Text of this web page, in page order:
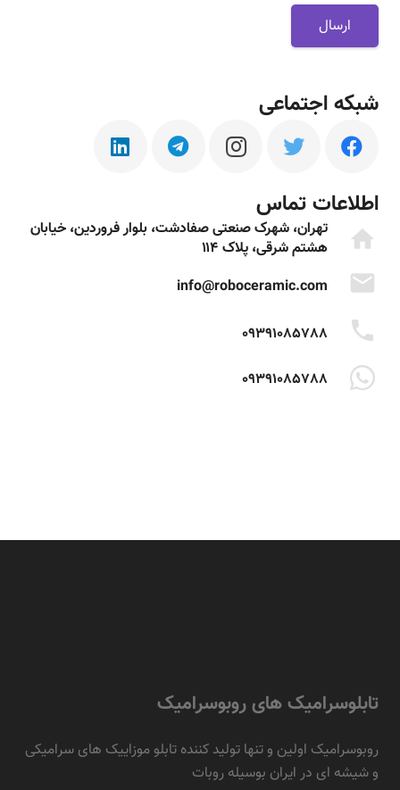
شبکه اجتماعی
اطلاعات تماس
home
تهران، شهرک صنعتی صفادشت، بلوار فروردین، خیابان
هشتم شرقی، پلاک ۱۱۴
mail
info@roboceramic.com
phone
09391085788
09391085788
تابلوسرامیک های روبوسرامیک
روبوسرامیک اولین و تنها تولید کننده تابلو موزاییک های سرامیکی
و شیشه ای در ایران بوسیله روبات